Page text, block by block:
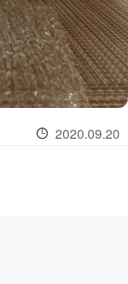
2020.09.20